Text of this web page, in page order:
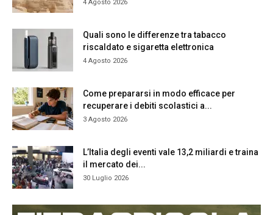
4 Agosto 2026
Quali sono le differenze tra tabacco
riscaldato e sigaretta elettronica
4 Agosto 2026
Come prepararsi in modo efficace per
recuperare i debiti scolastici a...
3 Agosto 2026
L’Italia degli eventi vale 13,2 miliardi e traina
il mercato dei...
30 Luglio 2026